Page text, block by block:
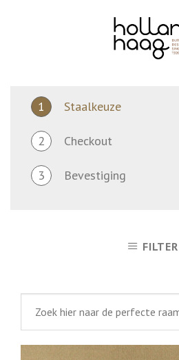
1 Staalkeuze
2 Checkout
3 Bevestiging
FILTER